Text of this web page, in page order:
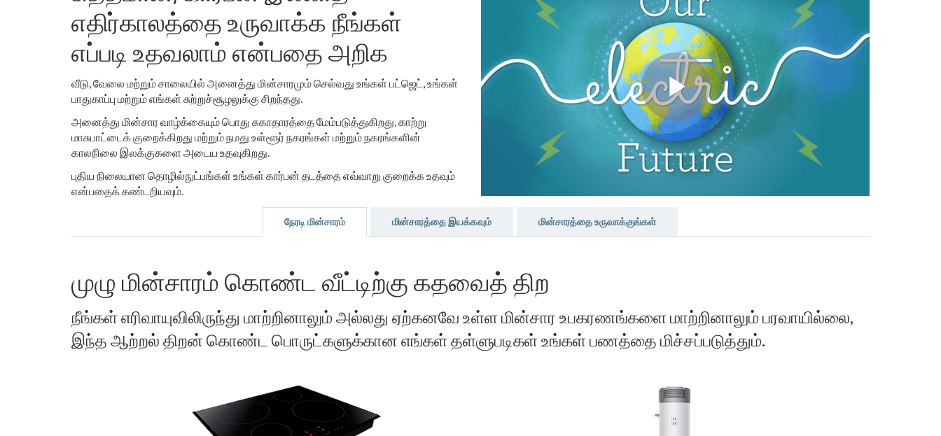
எதிர்காலத்தை உருவாக்க நீங்கள்
எப்படி உதவலாம் என்பதை அறிக
வீடு, வேலை மற்றும் சாலையில் அனைத்து மின்சாரமும் செல்வது உங்கள் பட்ஜெட், உங்கள்
பாதுகாப்பு மற்றும் எங்கள் சுற்றுச்சூழலுக்கு சிறந்தது.
அனைத்து மின்சார வாழ்க்கையும் பொது சுகாதாரத்தை மேம்படுத்துகிறது, காற்று
மாசுபாட்டைக் குறைக்கிறது மற்றும் நமது உள்ளூர் நகரங்கள் மற்றும் நகரங்களின்
காலநிலை இலக்குகளை அடைய உதவுகிறது.
புதிய நிலையான தொழில்நுட்பங்கள் உங்கள் கார்பன் தடத்தை எவ்வாறு குறைக்க உதவும்
என்பதைக் கண்டறியவும்.
நேரடி மின்சாரம் மின்சாரத்தை இயக்கவும் மின்சாரத்தை உருவாக்குங்கள்
முழு மின்சாரம் கொண்ட வீட்டிற்கு கதவைத் திற
நீங்கள் எரிவாயுவிலிருந்து மாற்றினாலும் அல்லது ஏற்கனவே உள்ள மின்சார உபகரணங்களை மாற்றினாலும் பரவாயில்லை,
இந்த ஆற்றல் திறன் கொண்ட பொருட்களுக்கான எங்கள் தள்ளுபடிகள் உங்கள் பணத்தை மிச்சப்படுத்தும்.